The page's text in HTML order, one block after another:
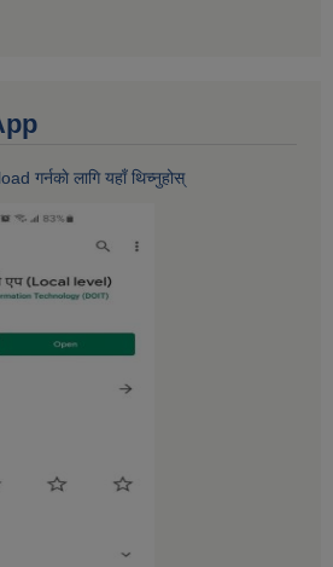
गर्नकाे लागि यहाँ थिच्नुहोस्‌